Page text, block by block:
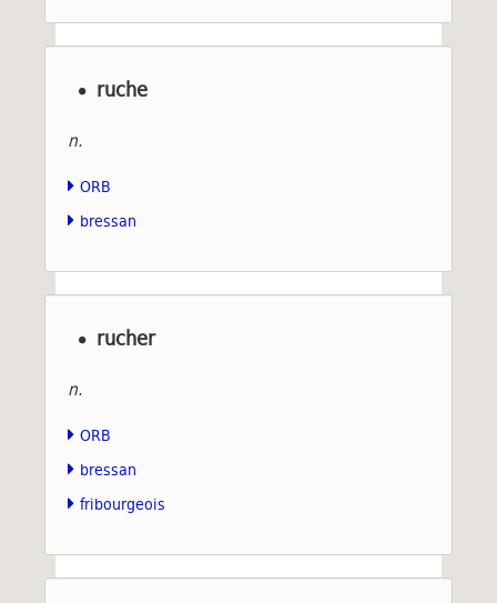
ruche
n.
ORB
bressan
rucher
n.
ORB
bressan
fribourgeois